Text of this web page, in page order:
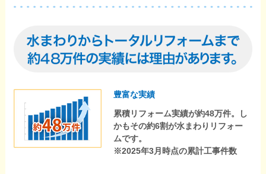
豊富な実績
累積リフォーム実績が約48万件。し
かもその約6割が水まわりリフォー
ムです。
※2025年3月時点の累計工事件数